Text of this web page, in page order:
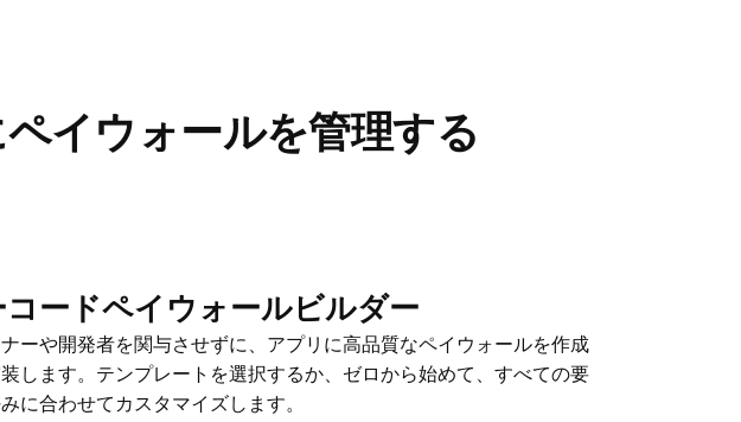
イウォールを管理する
コードペイウォールビルダー
ーや開発者を関与させずに、アプリに高品質なペイウォールを作成
します。テンプレートを選択するか、ゼロから始めて、すべての要
に合わせてカスタマイズします。